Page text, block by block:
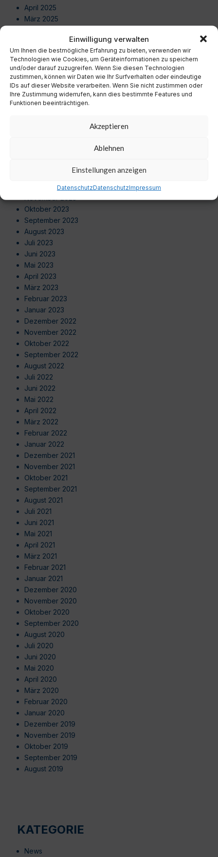
Einwilligung verwalten
Um Ihnen die bestmögliche Erfahrung zu bieten, verwenden wir
Technologien wie Cookies, um Geräteinformationen zu speichern
und/oder darauf zuzugreifen. Wenn Sie diesen Technologien
zustimmen, können wir Daten wie Ihr Surfverhalten oder eindeutige
IDs auf dieser Website verarbeiten. Wenn Sie nicht zustimmen oder
Ihre Zustimmung widerrufen, kann dies bestimmte Features und
Funktionen beeinträchtigen.
Akzeptieren
Ablehnen
Einstellungen anzeigen
DatenschutzDatenschutzImpressum
April 2025
März 2025
Dezember 2024
November 2024
Oktober 2024
September 2024
August 2024
Dezember 2023
November 2023
Oktober 2023
September 2023
August 2023
Juli 2023
Juni 2023
Mai 2023
April 2023
März 2023
Februar 2023
Januar 2023
Dezember 2022
November 2022
Oktober 2022
September 2022
August 2022
Juli 2022
Juni 2022
Mai 2022
April 2022
März 2022
Februar 2022
Januar 2022
Dezember 2021
November 2021
Oktober 2021
September 2021
August 2021
Juli 2021
Juni 2021
Mai 2021
April 2021
März 2021
Februar 2021
Januar 2021
Dezember 2020
November 2020
Oktober 2020
September 2020
August 2020
Juli 2020
Juni 2020
Mai 2020
April 2020
März 2020
Februar 2020
Januar 2020
Dezember 2019
November 2019
Oktober 2019
September 2019
August 2019
KATEGORIE
News